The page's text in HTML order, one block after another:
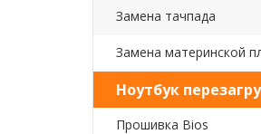
Замена тачпада
Замена материнской
Ноутбук
Прошивка Bios